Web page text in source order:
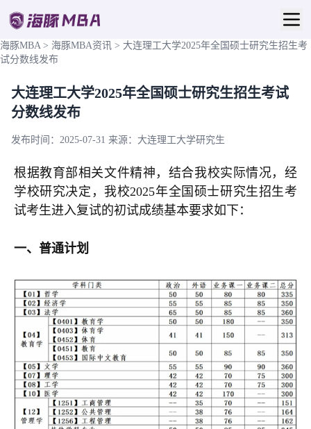
海豚MBA > 海豚MBA资讯 > 大连理工大学2025年全国硕士研究生招生考
试分数线发布
大连理工大学2025年全国硕士研究生招生考试
分数线发布
发布时间：2025-07-31 来源：大连理工大学研究生
根据教育部相关文件精神，结合我校实际情况，经
学校研究决定，我校2025年全国硕士研究生招生考
试考生进入复试的初试成绩基本要求如下：
一、普通计划